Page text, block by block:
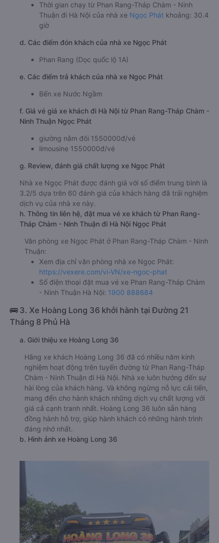
Thời gian chạy từ Phan Rang-Tháp Chàm - Ninh
Thuận đi Hà Nội của nhà xe Ngọc Phát khoảng: 30.4
giờ
d. Các điểm đón khách của nhà xe Ngọc Phát
Phan Rang (Dọc quốc lộ 1A)
e. Các điểm trả khách của nhà xe Ngọc Phát
Bến xe Nước Ngầm
f. Giá vé giá xe khách đi Hà Nội từ Phan Rang-Tháp Chàm -
Ninh Thuận Ngọc Phát
giường nằm đôi 1550000đ/vé
limousine 1550000đ/vé
g. Review, đánh giá chất lượng xe Ngọc Phát
Nhà xe Ngọc Phát được đánh giá với số điểm trung bình là
3.2/5 dựa trên 60 đánh giá của khách hàng đã trải nghiệm
dịch vụ của nhà xe này.
h. Thông tin liên hệ, đặt mua vé xe khách từ Phan Rang-
Tháp Chàm - Ninh Thuận đi Hà Nội Ngọc Phát
Văn phòng xe Ngọc Phát ở Phan Rang-Tháp Chàm - Ninh
Thuận:
Xem địa chỉ văn phòng nhà xe Ngọc Phát:
https://vexere.com/vi-VN/xe-ngoc-phat
Số điện thoại đặt mua vé xe Phan Rang-Tháp Chàm
- Ninh Thuận Hà Nội: 1900 888684
🚌 3. Xe Hoàng Long 36 khởi hành tại Đường 21
Tháng 8 Phủ Hà
a. Giới thiệu xe Hoàng Long 36
Hãng xe khách Hoàng Long 36 đã có nhiều năm kinh
nghiệm hoạt động trên tuyến đường từ Phan Rang-Tháp
Chàm - Ninh Thuận đi Hà Nội. Nhà xe luôn hướng đến sự
hài lòng của khách hàng. Và không ngừng nỗ lực cải tiến,
mang đến cho hành khách những dịch vụ chất lượng với
giá cả cạnh tranh nhất. Hoàng Long 36 luôn sẵn hàng
đồng hành hỗ trợ, giúp hành khách có những hành trình
đáng nhớ nhất.
b. Hình ảnh xe Hoàng Long 36